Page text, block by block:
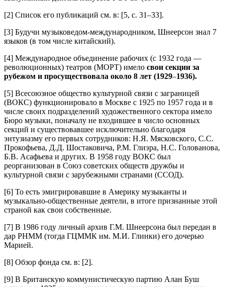
[2] Список его публикаций см. в: [5, с. 31–33].
[3] Будучи музыковедом-международником, Шнеерсон знал 7
языков (в том числе китайский).
[4] Международное объединение рабочих (с 1932 года —
революционных) театров (МОРТ) имело свои секции за
рубежом и просуществовала около 8 лет (1929–1936).
[5] Всесоюзное общество культурной связи с заграницей
(ВОКС) функционировало в Москве с 1925 по 1957 года и в
числе своих подразделений художественного сектора имело
Бюро музыки, поначалу не входившее в число основных
секций и существовавшее исключительно благодаря
энтузиазму его первых сотрудников: Н.Я. Мясковского, С.С.
Прокофьева, Д.Д. Шостаковича, Р.М. Глиэра, Н.С. Голованова,
Б.В. Асафьева и других. В 1958 году ВОКС был
реорганизован в Союз советских обществ дружбы и
культурной связи с зарубежными странами (ССОД).
[6] То есть эмигрировавшие в Америку музыканты и
музыкально-общественные деятели, в итоге признанные этой
страной как свои собственные.
[7] В 1986 году личный архив Г.М. Шнеерсона был передан в
дар РНММ (тогда ГЦММК им. М.И. Глинки) его дочерью
Марией.
[8] Обзор фонда см. в: [2].
[9] В Британскую коммунистическую партию Алан Буш